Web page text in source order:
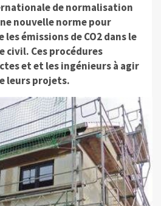
de normalisation
nouvelle norme pour
émissions de CO2 dans le
civil. Ces procédures
et et les ingénieurs à agir
leurs projets.